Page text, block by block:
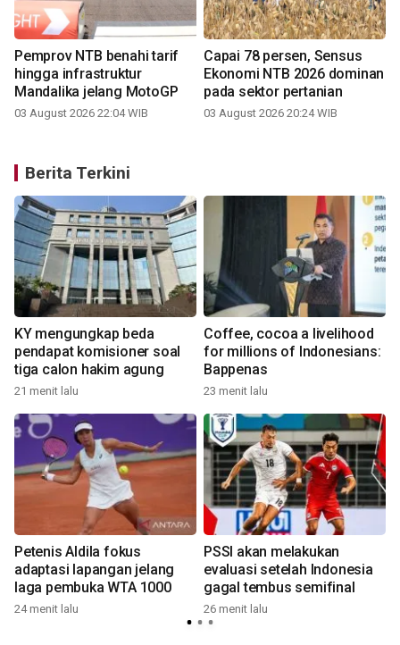
Pemprov NTB benahi tarif
hingga infrastruktur
Mandalika jelang MotoGP
03 August 2026 22:04 WIB
Capai 78 persen, Sensus
Ekonomi NTB 2026 dominan
pada sektor pertanian
03 August 2026 20:24 WIB
Berita Terkini
KY mengungkap beda
pendapat komisioner soal
tiga calon hakim agung
21 menit lalu
Coffee, cocoa a livelihood
for millions of Indonesians:
Bappenas
23 menit lalu
Petenis Aldila fokus
adaptasi lapangan jelang
laga pembuka WTA 1000
24 menit lalu
PSSI akan melakukan
evaluasi setelah Indonesia
gagal tembus semifinal
26 menit lalu